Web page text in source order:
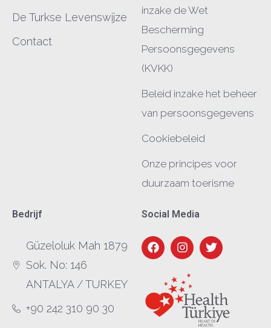
De Turkse Levenswijze
Contact
inzake de Wet
Bescherming
Persoonsgegevens
(KVKK)
Beleid inzake het beheer
van persoonsgegevens
Cookiebeleid
Onze principes voor
duurzaam toerisme
Bedrijf
Güzeloluk Mah 1879
Sok. No: 146
ANTALYA / TURKEY
+90 242 310 90 30
Social Media